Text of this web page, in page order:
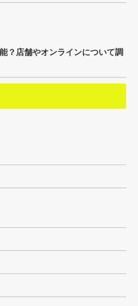
？店舗やオンラインについて調